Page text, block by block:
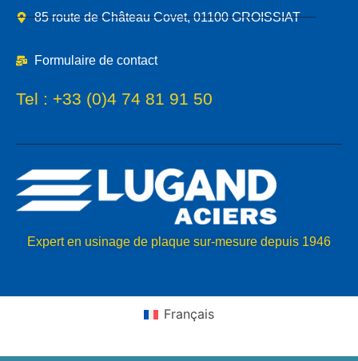
85 route de Château Covet, 01100 GROISSIAT
Formulaire de contact
Tel : +33 (0)4 74 81 91 50
Expert en usinage de plaque sur-mesure depuis 1946
Français